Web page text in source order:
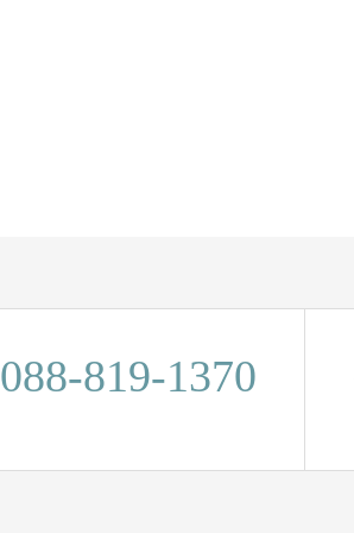
088-819-1370